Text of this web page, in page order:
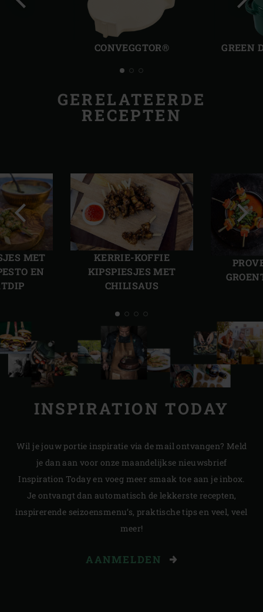
CONVEGGTOR® GREEN
GERELATEERDE
RECEPTEN
MET
EN
KERRIE-KOFFIE
KIPSPIESJES MET
CHILISAUS
Vorige
INSPIRATION TODAY
Wil je jouw portie inspiratie via de mail ontvangen? Meld
je dan aan voor onze maandelijkse nieuwsbrief
Inspiration Today en voeg meer smaak toe aan je inbox.
Je ontvangt dan automatisch de lekkerste recepten,
inspirerende seizoensmenu’s, praktische tips en veel, veel
meer!
AANMELDEN